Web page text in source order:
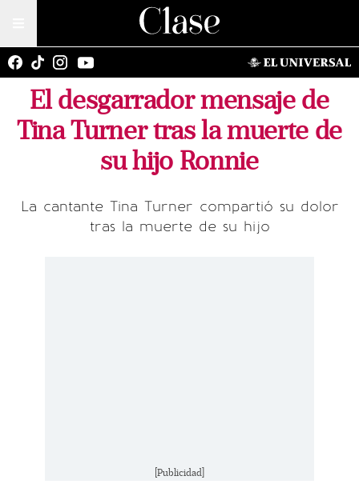
El desgarrador mensaje de
Tina Turner tras la muerte de
su hijo Ronnie
La cantante Tina Turner compartió su dolor
tras la muerte de su hijo
[Publicidad]